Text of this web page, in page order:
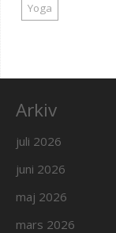
Yoga
Arkiv
juli 2026
juni 2026
maj 2026
mars 2026